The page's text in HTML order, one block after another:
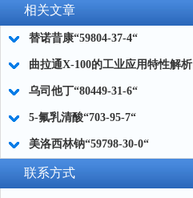
相关文章
替诺昔康“59804-37-4“
曲拉通X-100的工业应用特性解析
乌司他丁“80449-31-6“
5-氟乳清酸“703-95-7“
美洛西林钠“59798-30-0“
联系方式